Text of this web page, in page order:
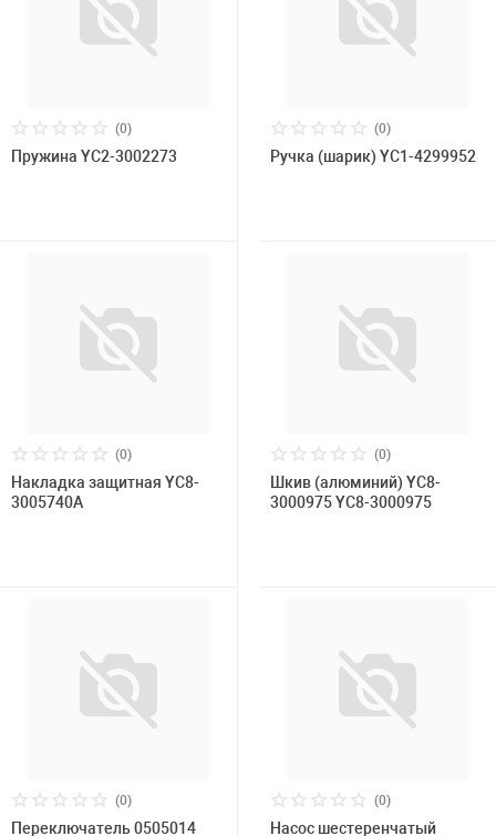
(0)
Пружина YC2-3002273
(0)
Ручка (шарик) YC1-4299952
(0)
Накладка защитная YC8-
3005740А
(0)
Шкив (алюминий) YC8-
3000975 YC8-3000975
(0)
Переключатель 0505014
(0)
Насос шестеренчатый